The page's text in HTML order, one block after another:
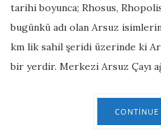
tarihi boyunca; Rhosus,
bugünkü adı olan Arsuz
km lik sahil şeridi üzerinde ki
bir yerdir. Merkezi Arsuz Çayı
CONTINUE